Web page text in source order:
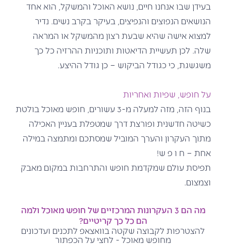
בעידן שבו אנחנו חיים, נושא האוכל והמשקל, הוא אחד
הנושאים הנפוצים והנפיצים, בעיקר בקרב נשים. נדיר
למצוא אישה שהיא שבעת רצון מהמשקל או המראה
שלה. לכן תעשיית הדיאטות ותוכניות ההרזיה כל כך
משגשגת, כי כגודל הביקוש – כן גודל ההיצע.
על חופש, שפיות ואחריות
בנוף הזה, מזה למעלה מ-3 עשורים, חופש מאוכל בולטת
כשיטה חדשנית ופורצת דרך שמטפלת בעניין האכילה
מתוך העקרון והערך המוביל שמסתכם ומתמצה במילה
אחת – ח ו פ ש!
תפיסת עולם שמקדמת חופש והתרחבות במקום מאבק
וצמצום.
מה הם 3 העקרונות המרכזיים של חופש מאוכל ולמה
הם כל כך קריטיים?
להצטרפות לקבוצה שקטה בוואצאפ לתכנים ועדכונים
מחופש מאוכל - לחצי על הכפתור